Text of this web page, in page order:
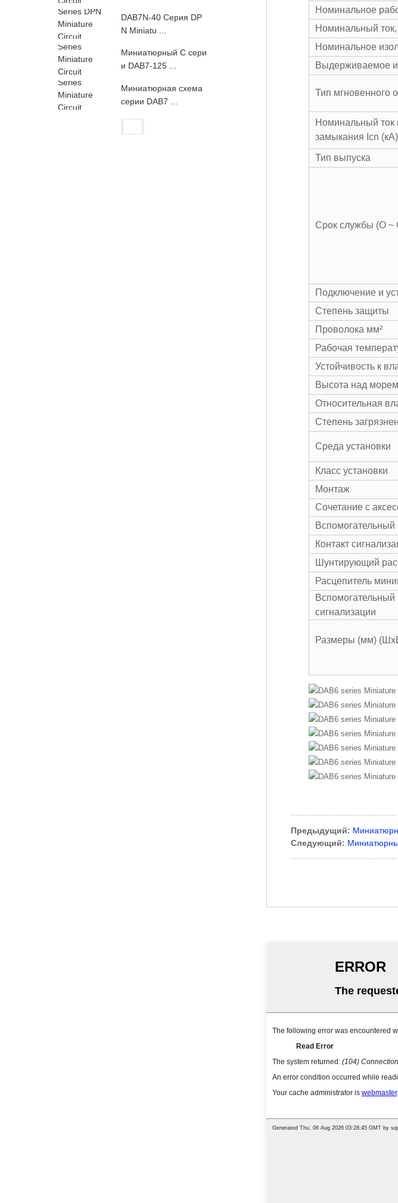
DAB7N-40 Серия DP
N Miniatu ...
Миниатюрный C сери
и DAB7-125 ...
Миниатюрная схема
серии DAB7 ...
Номинальное
Номинальный
Номинальное
Выдерживаемое
Тип мгновенного
Номинальный ток
замыкания Icn
Тип выпуска
Срок службы (O ~
Подключение и
Степень защиты
Проволока мм²
Рабочая
Устойчивость к
Высота над морем
Относительная
Степень
Среда установки
Класс установки
Монтаж
Сочетание с
Вспомогательный
Контакт
Шунтирующий
Расцепитель
Вспомогательный
сигнализации
Размеры (мм)
Предыдущий:
Следующий: